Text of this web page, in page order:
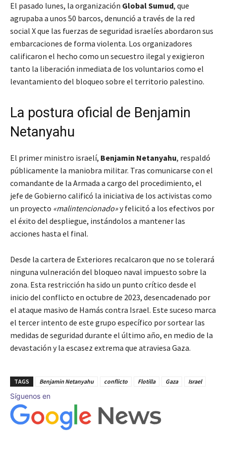
El pasado lunes, la organización Global Sumud, que
agrupaba a unos 50 barcos, denunció a través de la red
social X que las fuerzas de seguridad israelíes abordaron sus
embarcaciones de forma violenta. Los organizadores
calificaron el hecho como un secuestro ilegal y exigieron
tanto la liberación inmediata de los voluntarios como el
levantamiento del bloqueo sobre el territorio palestino.
La postura oficial de Benjamin
Netanyahu
El primer ministro israelí, Benjamin Netanyahu, respaldó
públicamente la maniobra militar. Tras comunicarse con el
comandante de la Armada a cargo del procedimiento, el
jefe de Gobierno calificó la iniciativa de los activistas como
un proyecto «malintencionado»y felicitó a los efectivos por
el éxito del despliegue, instándolos a mantener las
acciones hasta el final.
Desde la cartera de Exteriores recalcaron que no se tolerará
ninguna vulneración del bloqueo naval impuesto sobre la
zona. Esta restricción ha sido un punto crítico desde el
inicio del conflicto en octubre de 2023, desencadenado por
el ataque masivo de Hamás contra Israel. Este suceso marca
el tercer intento de este grupo específico por sortear las
medidas de seguridad durante el último año, en medio de la
devastación y la escasez extrema que atraviesa Gaza.
TAGS Benjamin Netanyahu conflicto Flotilla Gaza Israel
Síguenos en